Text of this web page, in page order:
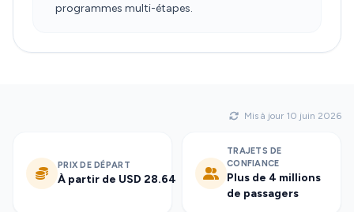
programmes multi-étapes.
Mis à jour 10 juin 2026
PRIX DE DÉPART
À partir de USD 28.64
TRAJETS DE
CONFIANCE
Plus de 4 millions
de passagers